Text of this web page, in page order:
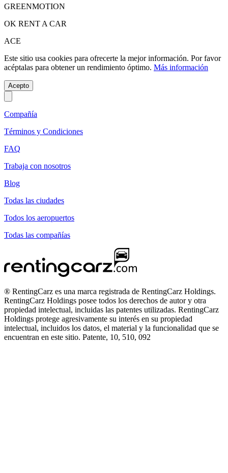
GREENMOTION
OK RENT A CAR
ACE
Este sitio usa cookies para ofrecerte la mejor información. Por favor
acéptalas para obtener un rendimiento óptimo. Más información
Acepto
Compañía
Términos y Condiciones
FAQ
Trabaja con nosotros
Blog
Todas las ciudades
Todos los aeropuertos
Todas las compañías
® RentingCarz es una marca registrada de RentingCarz Holdings.
RentingCarz Holdings posee todos los derechos de autor y otra
propiedad intelectual, incluidas las patentes utilizadas. RentingCarz
Holdings protege agresivamente su interés en su propiedad
intelectual, incluidos los datos, el material y la funcionalidad que se
encuentran en este sitio. Patente, 10, 510, 092